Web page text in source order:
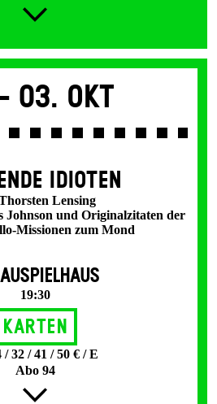
03. Okt
IDIOTEN
Lensing
Johnson und Originalzitaten der
Missionen zum Mond
19:30
Karten
/ 32 / 41 / 50 € / E
Abo 94